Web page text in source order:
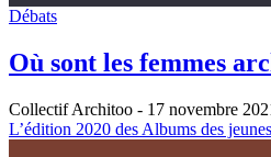
Débats
Où sont les femmes
Collectif Architoo - 17 novembre
L’édition 2020 des Albums des